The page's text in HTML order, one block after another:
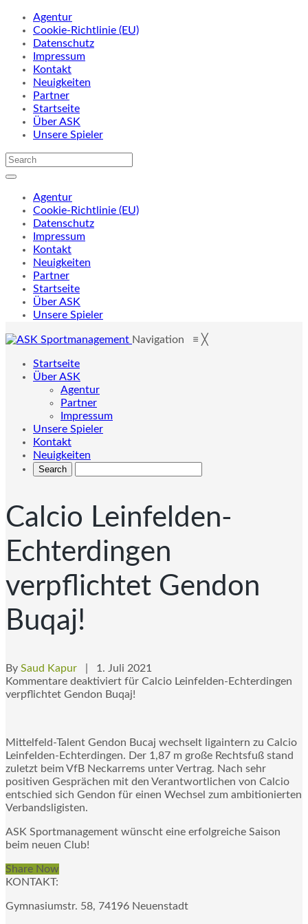
Agentur
Cookie-Richtlinie (EU)
Datenschutz
Impressum
Kontakt
Neuigkeiten
Partner
Startseite
Über ASK
Unsere Spieler
Agentur
Cookie-Richtlinie (EU)
Datenschutz
Impressum
Kontakt
Neuigkeiten
Partner
Startseite
Über ASK
Unsere Spieler
Navigation ≡ ╳
Startseite
Über ASK
Agentur
Partner
Impressum
Unsere Spieler
Kontakt
Neuigkeiten
Calcio Leinfelden-
Echterdingen
verpflichtet Gendon
Buqaj!
By Saud Kapur | 1. Juli 2021
Kommentare deaktiviert für Calcio Leinfelden-Echterdingen
verpflichtet Gendon Buqaj!
Mittelfeld-Talent Gendon Bucaj wechselt ligaintern zu Calcio
Leinfelden-Echterdingen. Der 1,87 m große Rechtsfuß stand
zuletzt beim VfB Neckarrems unter Vertrag. Nach sehr
positiven Gesprächen mit den Verantwortlichen von Calcio
entschied sich Gendon für einen Wechsel zum ambitionierten
Verbandsligisten.
ASK Sportmanagement wünscht eine erfolgreiche Saison
beim neuen Club!
Share Now
KONTAKT:
Gymnasiumstr. 58, 74196 Neuenstadt